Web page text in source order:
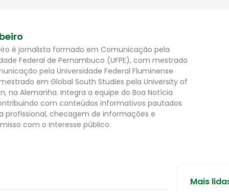
é jornalista formado em Comunicação pela
Federal de Pernambuco (UFPE), com mestrado
pela Universidade Federal Fluminense
em Global South Studies pela University of
na Alemanha. Integra a equipe do Boa Notícia
com conteúdos informativos pautados
profissional, checagem de informações e
com o interesse público.
Mais